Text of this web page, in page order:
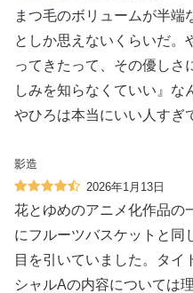
まつ毛のボリュームが半端
としか思えないくらいだ。
ってきたって、その優しさ
しみを知らなくていい』な
やひろは本当にいい人すぎ
影造
2026年1月13日
花とゆめのアニメ化作品の
にフルーツバスケットと同
目を引いていました。タイ
シャルAの内容については